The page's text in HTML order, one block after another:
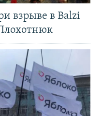
взрыве в Balzi